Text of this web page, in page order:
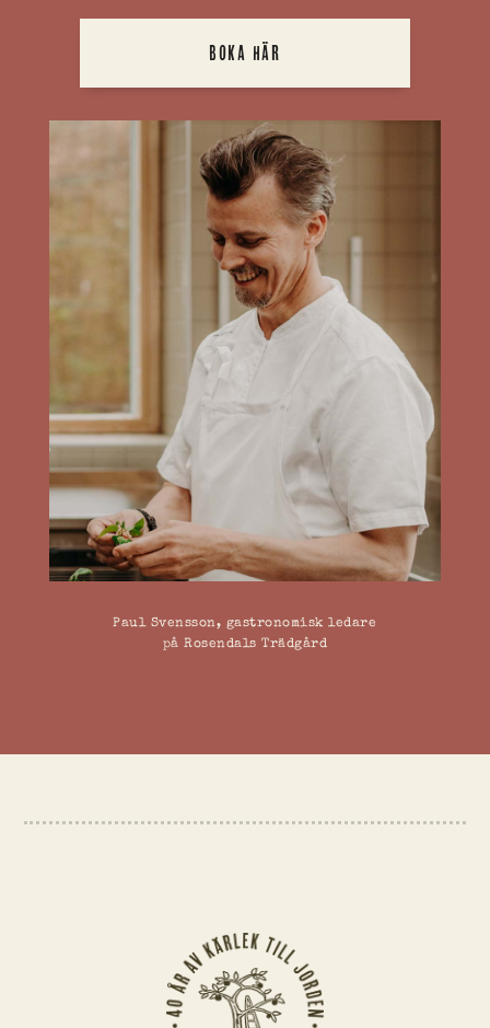
BOKA HÄR
Paul Svensson, gastronomisk ledare
på Rosendals Trädgård